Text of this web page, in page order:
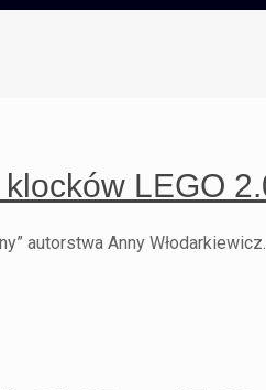
LEGO
autorstwa Anny